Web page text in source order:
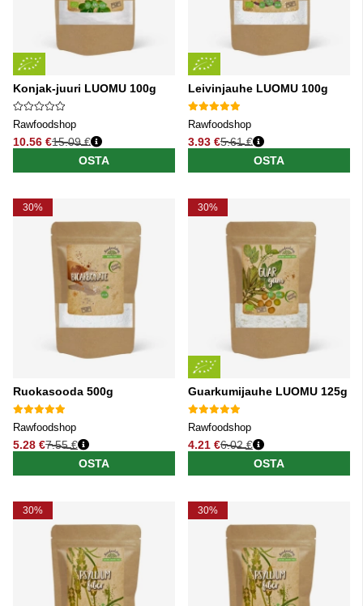
Konjak-juuri LUOMU 100g
Rawfoodshop
10.56 €
Normaali hinta
15.09 €
OSTA
Leivinjauhe LUOMU 100g
Rawfoodshop
3.93 €
Normaali hinta
5.61 €
OSTA
30%
Ruokasooda 500g
Rawfoodshop
5.28 €
Normaali hinta
7.55 €
OSTA
30%
Guarkumijauhe LUOMU 125g
Rawfoodshop
4.21 €
Normaali hinta
6.02 €
OSTA
30% 30%